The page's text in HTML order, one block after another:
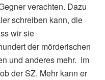
verachten. Dazu
schreiben kann, die
wir sie
der mörderischen
und anderes mehr. Im
der SZ. Mehr kann er